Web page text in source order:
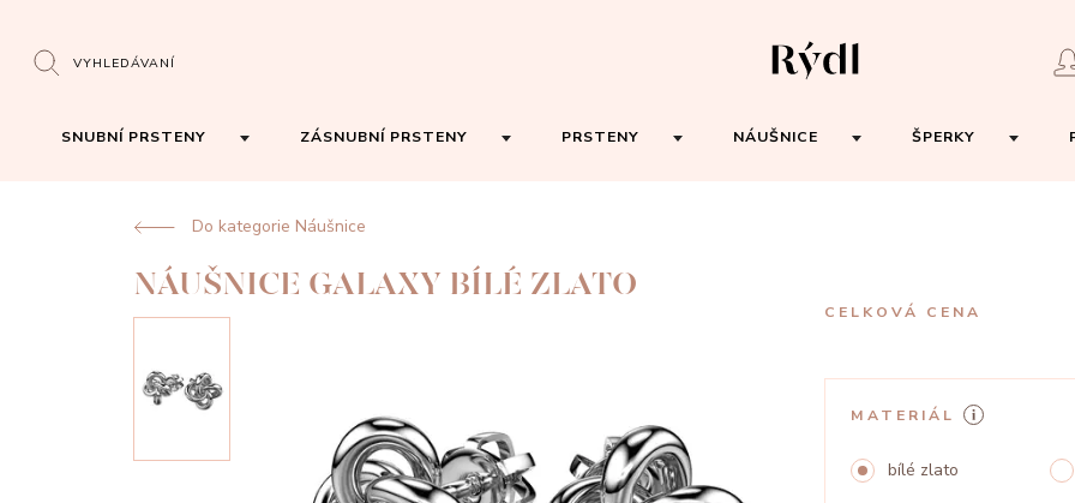
VYHLEDÁVANÍ
SNUBNÍ PRSTENY ZÁSNUBNÍ PRSTENY PRSTENY NÁUŠNICE ŠPERKY
Do kategorie Náušnice
NÁUŠNICE GALAXY BÍLÉ ZLATO
CELKOVÁ CENA
MATERIÁL
bílé zlato